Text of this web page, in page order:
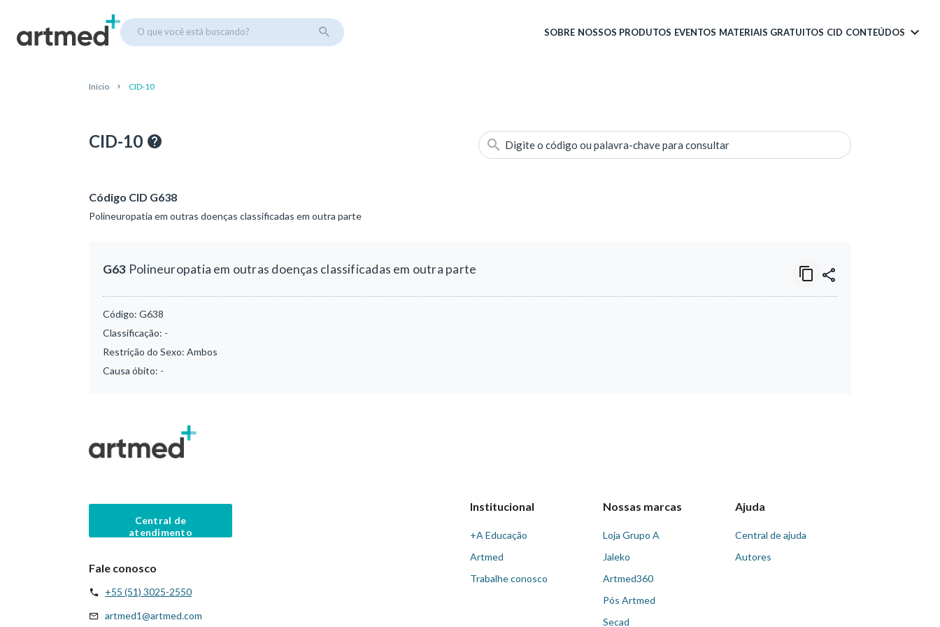
O que você está buscando? SOBRE NOSSOS PRODUTOS EVENTOS MATERIAIS GRATUITOS CID CONTEÚDOS
Início CID-10
CID-10 Digite o código ou palavra-chave para consultar
Código CID G638
Polineuropatia em outras doenças classificadas em outra parte
G63 Polineuropatia em outras doenças classificadas em outra parte
Código: G638
Classificação: -
Restrição do Sexo: Ambos
Causa óbito: -
Central de
atendimento
Fale conosco
+55 (51) 3025-2550
artmed1@artmed.com
Institucional
+A Educação
Artmed
Trabalhe conosco
Nossas marcas
Loja Grupo A
Jaleko
Artmed360
Pós Artmed
Secad
Ajuda
Central de ajuda
Autores